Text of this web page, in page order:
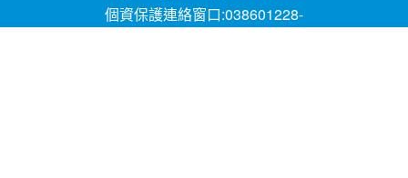
個資保護連絡窗口:038601228-